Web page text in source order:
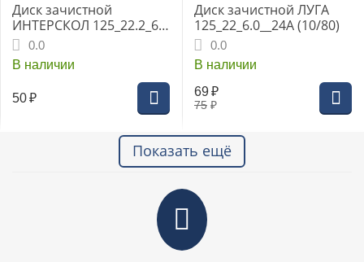
Диск зачистной
ИНТЕРСКОЛ 125_22.2_6
по камню (5)
(2064912500600)
0.0
В наличии
50 ₽
Диск зачистной ЛУГА
125_22_6.0__24А (10/80)
0.0
В наличии
75 ₽
69 ₽
Показать ещё